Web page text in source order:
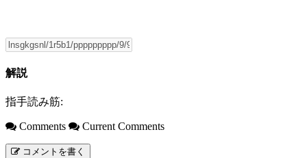
解説
指手読み筋:
Comments Current Comments
コメントを書く